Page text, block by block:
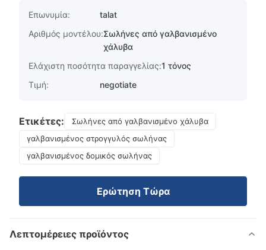
Επωνυμία:
talat
Αριθμός μοντέλου:Σωλήνες από γαλβανισμένο
χάλυβα
Ελάχιστη ποσότητα παραγγελίας:1 τόνος
Τιμή:
negotiate
Ετικέτες:
Σωλήνες από γαλβανισμένο χάλυβα
γαλβανισμένος στρογγυλός σωλήνας
γαλβανισμένος δομικός σωλήνας
Ερώτηση Τώρα
Λεπτομέρειες προϊόντος